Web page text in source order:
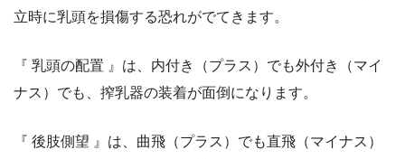
立時に乳頭を損傷する恐れがでてきます。
『 乳頭の配置 』は、内付き（プラス）でも外付き（マイ
ナス）でも、搾乳器の装着が面倒になります。
『 後肢側望 』は、曲飛（プラス）でも直飛（マイナス）